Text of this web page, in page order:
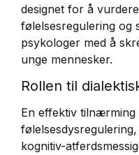
designet for å
følelsesregulering og
psykologer med å
unge mennesker.
Rollen til
En effektiv tilnærming
kognitiv-